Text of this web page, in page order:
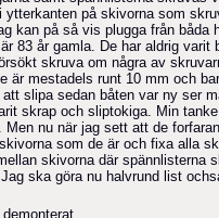
ytterkanten på skivorna som
kan på så vis plugga från
83 år gamla. De har aldrig
skruva om några av
är mestadels runt 10 mm och
slipa sedan båten var ny ser
skrap och sliptokiga. Min
Men nu när jag sett att de
som de är och fixa alla
skivorna där
ska göra nu halvrund list